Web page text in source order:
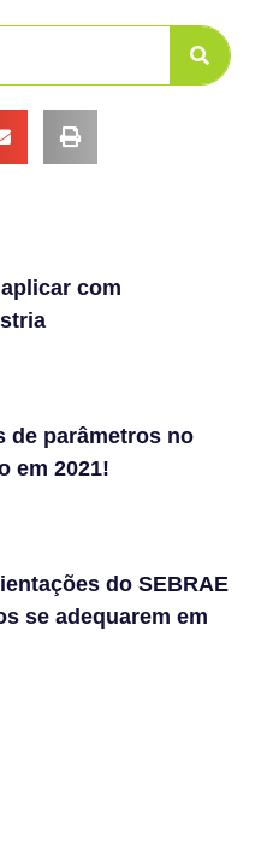
com
de parâmetros no
em 2021!
do SEBRAE
se adequarem em